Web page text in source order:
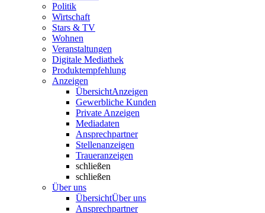
Politik
Wirtschaft
Stars & TV
Wohnen
Veranstaltungen
Digitale Mediathek
Produktempfehlung
Anzeigen
ÜbersichtAnzeigen
Gewerbliche Kunden
Private Anzeigen
Mediadaten
Ansprechpartner
Stellenanzeigen
Traueranzeigen
schließen
schließen
Über uns
ÜbersichtÜber uns
Ansprechpartner